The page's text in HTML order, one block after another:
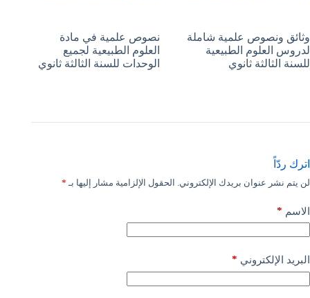
وثائق ونصوص علمية شاملة
لدروس العلوم الطبيعية
للسنة الثالثة ثانوي
نصوص علمية في مادة
العلوم الطبيعية لجميع
الوحدات للسنة الثالثة ثانوي
اترك ردّاً
لن يتم نشر عنوان بريدك الإلكتروني. الحقول الإلزامية مشار إليها بـ *
الاسم *
البريد الإلكتروني *